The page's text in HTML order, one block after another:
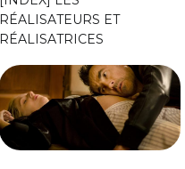
RÉALISATEURS ET
RÉALISATRICES